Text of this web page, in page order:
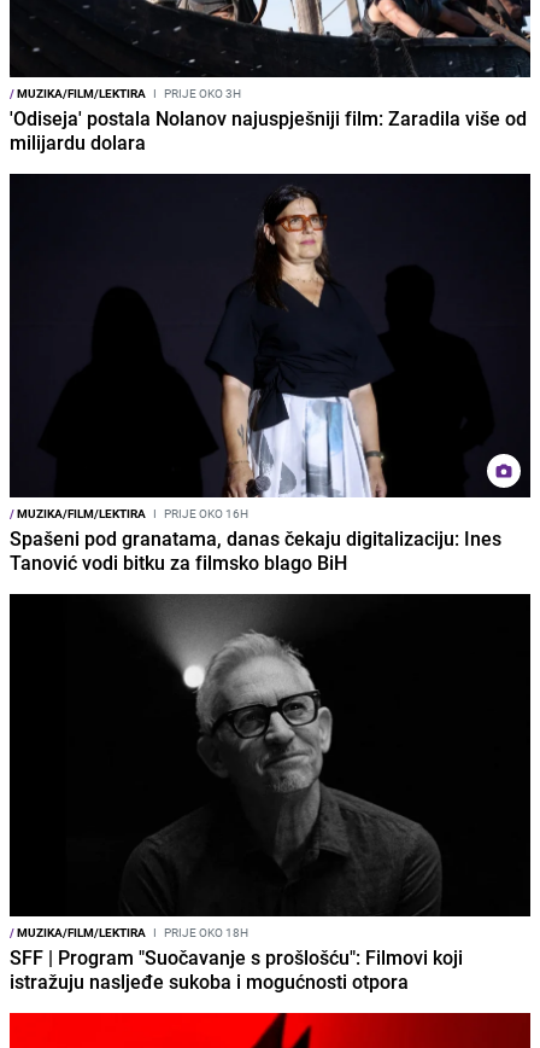
/MUZIKA/FILM/LEKTIRA I PRIJE OKO 3H
'Odiseja' postala Nolanov najuspješniji film: Zaradila više od
milijardu dolara
/MUZIKA/FILM/LEKTIRA I PRIJE OKO 16H
Spašeni pod granatama, danas čekaju digitalizaciju: Ines
Tanović vodi bitku za filmsko blago BiH
/MUZIKA/FILM/LEKTIRA I PRIJE OKO 18H
SFF | Program "Suočavanje s prošlošću": Filmovi koji
istražuju nasljeđe sukoba i mogućnosti otpora